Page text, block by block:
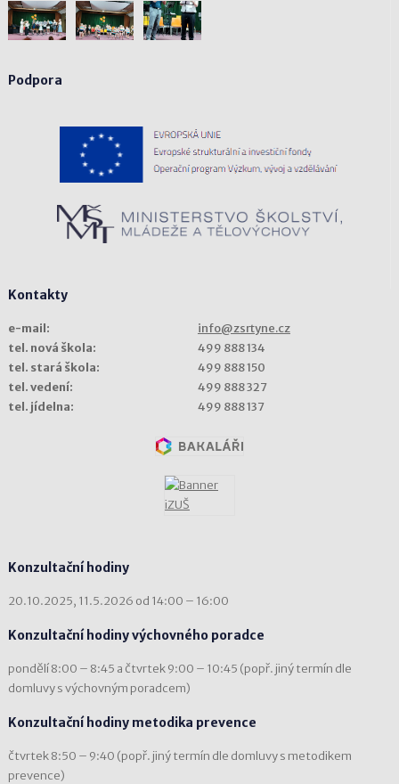
Podpora
Kontakty
e-mail:
info@zsrtyne.cz
tel. nová škola:
499 888 134
tel. stará škola:
499 888 150
tel. vedení:
499 888 327
tel. jídelna:
499 888 137
Konzultační hodiny
20.10.2025, 11.5.2026 od 14:00 – 16:00
Konzultační hodiny výchovného poradce
pondělí 8:00 – 8:45 a čtvrtek 9:00 – 10:45 (popř. jiný termín dle
domluvy s výchovným poradcem)
Konzultační hodiny metodika prevence
čtvrtek 8:50 – 9:40 (popř. jiný termín dle domluvy s metodikem
prevence)